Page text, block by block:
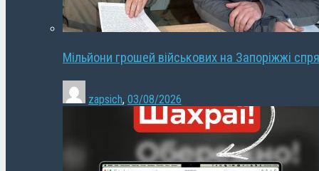
Мільйони грошей військових на Запоріжжі
zapsich, 03/08/2026